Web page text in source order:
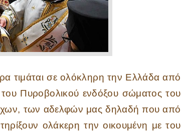
τιμάται σε ολόκληρη την Ελλάδα από
Πυροβολικού ενδόξου σώματος του
των αδελφών μας δηλαδή που από
ολάκερη την οικουμένη με του